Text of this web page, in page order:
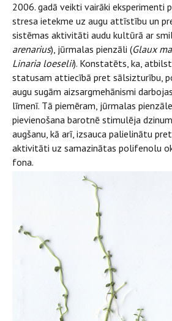
2006. gadā veikti vairāki eksperimenti
stresa ietekme uz augu attīstību un
sistēmas aktivitāti audu kultūrā ar
arenarius), jūrmalas pienzāli (Glaux
Linaria loeselii). Konstatēts, ka,
statusam attiecībā pret sālsizturību,
augu sugām aizsargmehānismi
līmenī. Tā piemēram, jūrmalas
pievienošana barotnē stimulēja
augšanu, kā arī, izsauca palielinātu
aktivitāti uz samazinātas polifenolu
fona.